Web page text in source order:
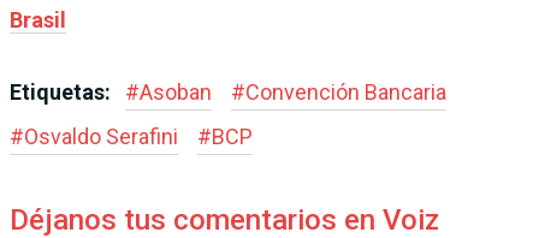
Brasil
Etiquetas: #Asoban #Convención Bancaria
#Osvaldo Serafini #BCP
Déjanos tus comentarios en Voiz